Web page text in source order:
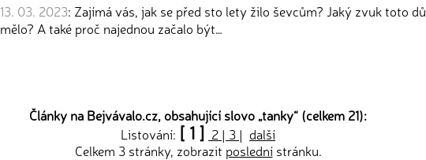
13. 03. 2023: Zajímá vás, jak se před sto lety žilo ševcům? Jaký zvuk toto
mělo? A také proč najednou začalo být…
Články na Bejvávalo.cz, obsahující slovo „tanky“ (celkem 21):
Listování: [ 1 ] 2 | 3 | další
Celkem 3 stránky, zobrazit poslednístránku.